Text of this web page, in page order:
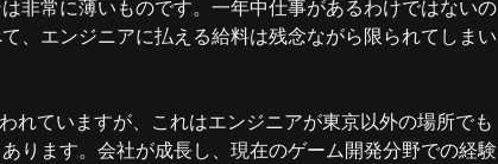
非常に薄いものです。一年中仕事があるわけではないの
、エンジニアに払える給料は残念ながら限られてしまい
れていますが、これはエンジニアが東京以外の場所でも
ります。会社が成長し、現在のゲーム開発分野での経験